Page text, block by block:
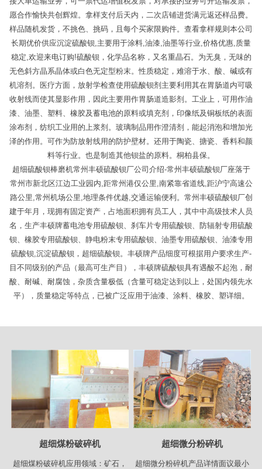
愿合作愉快共创辉煌。拿样支付后天内，二次店铺进货满元返还样品费。
样品随机发货，不挑色、挑码，且每个买家限购件。查看拿样规则本公司
长期优价供应沉淀硫酸钡,主要用于涂料,油漆,油墨等行业,价格优惠,质量
稳定,欢迎来电订购!硫酸钡，化学品名称，又名重晶石。为无臭，无味的
无色斜方晶系晶体或白色无定型粉末。性质稳定，难溶于水、酸、碱或有
机溶剂。医疗方面，放射学检查使用硫酸钡剂主要利用其在胃肠道内可吸
收射线而使其显影作用，因此主要用作胃肠道造影剂。工业上，可用作油
漆、油墨、塑料、橡胶及蓄电池的原料或填充剂，印像纸及铜板纸的表面
涂布剂，纺织工业用的上浆剂。玻璃制品用作澄清剂，能起消泡和增加光
泽的作用。可作为防放射线用的防护壁材。还用于陶瓷、搪瓷、香料和颜
料等行业。也是制造其他钡盐的原料。桐柏县保。
超细硫酸钡棒磨机常州丰硕硫酸钡厂公司介绍-常州丰硕硫酸钡厂座落于
常州市新北区江边工业园内,距常州港仅公里,南紧靠省道线,距沪宁高速公
路公里,常州机场公里,地理条件优越,交通运输便利。常州丰硕硫酸钡厂创
建于年月，现拥有固定资产，占地面积拥有员工人，其中中高级技术人员
名，生产丰硕牌蓄电池专用硫酸钡、刹车片专用硫酸钡、防辐射专用硫酸
钡、橡胶专用硫酸钡、静电粉末专用硫酸钡、油墨专用硫酸钡、油漆专用
硫酸钡,沉淀硫酸钡，超细硫酸钡。丰硕牌产品细度可根据用户要求生产-
目不同级别的产品（最高可生产目），丰硕牌硫酸钡具有遇酸不起泡，耐
酸、耐碱、耐腐蚀，杂质含量极低（含量可稳定达到以上，处国内领先水
平），质量稳定等特点，已被广泛应用于油漆、涂料、橡胶、塑详细。
超细煤粉破碎机
超细煤粉破碎机应用领域：矿石，
超细微分粉碎机
超细微分粉碎机产品详情面议最小